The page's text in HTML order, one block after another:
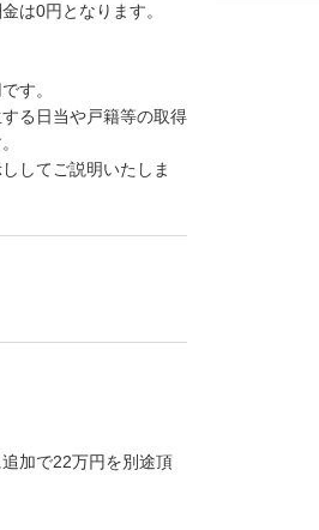
は0円となります。
す。
る日当や戸籍等の取得
してご説明いたしま
加で22万円を別途頂